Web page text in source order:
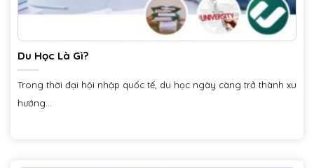
Du Học Là Gì?
Trong thời đại hội nhập quốc tế, du học ngày càng trở thành xu
hướng...